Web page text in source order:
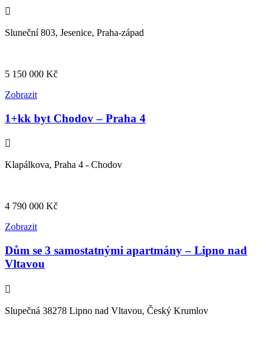
Sluneční 803, Jesenice, Praha-západ
5 150 000 Kč
Zobrazit
1+kk byt Chodov – Praha 4
Klapálkova, Praha 4 - Chodov
4 790 000 Kč
Zobrazit
Dům se 3 samostatnými apartmány – Lipno nad
Vltavou
Slupečná 38278 Lipno nad Vltavou, Český Krumlov